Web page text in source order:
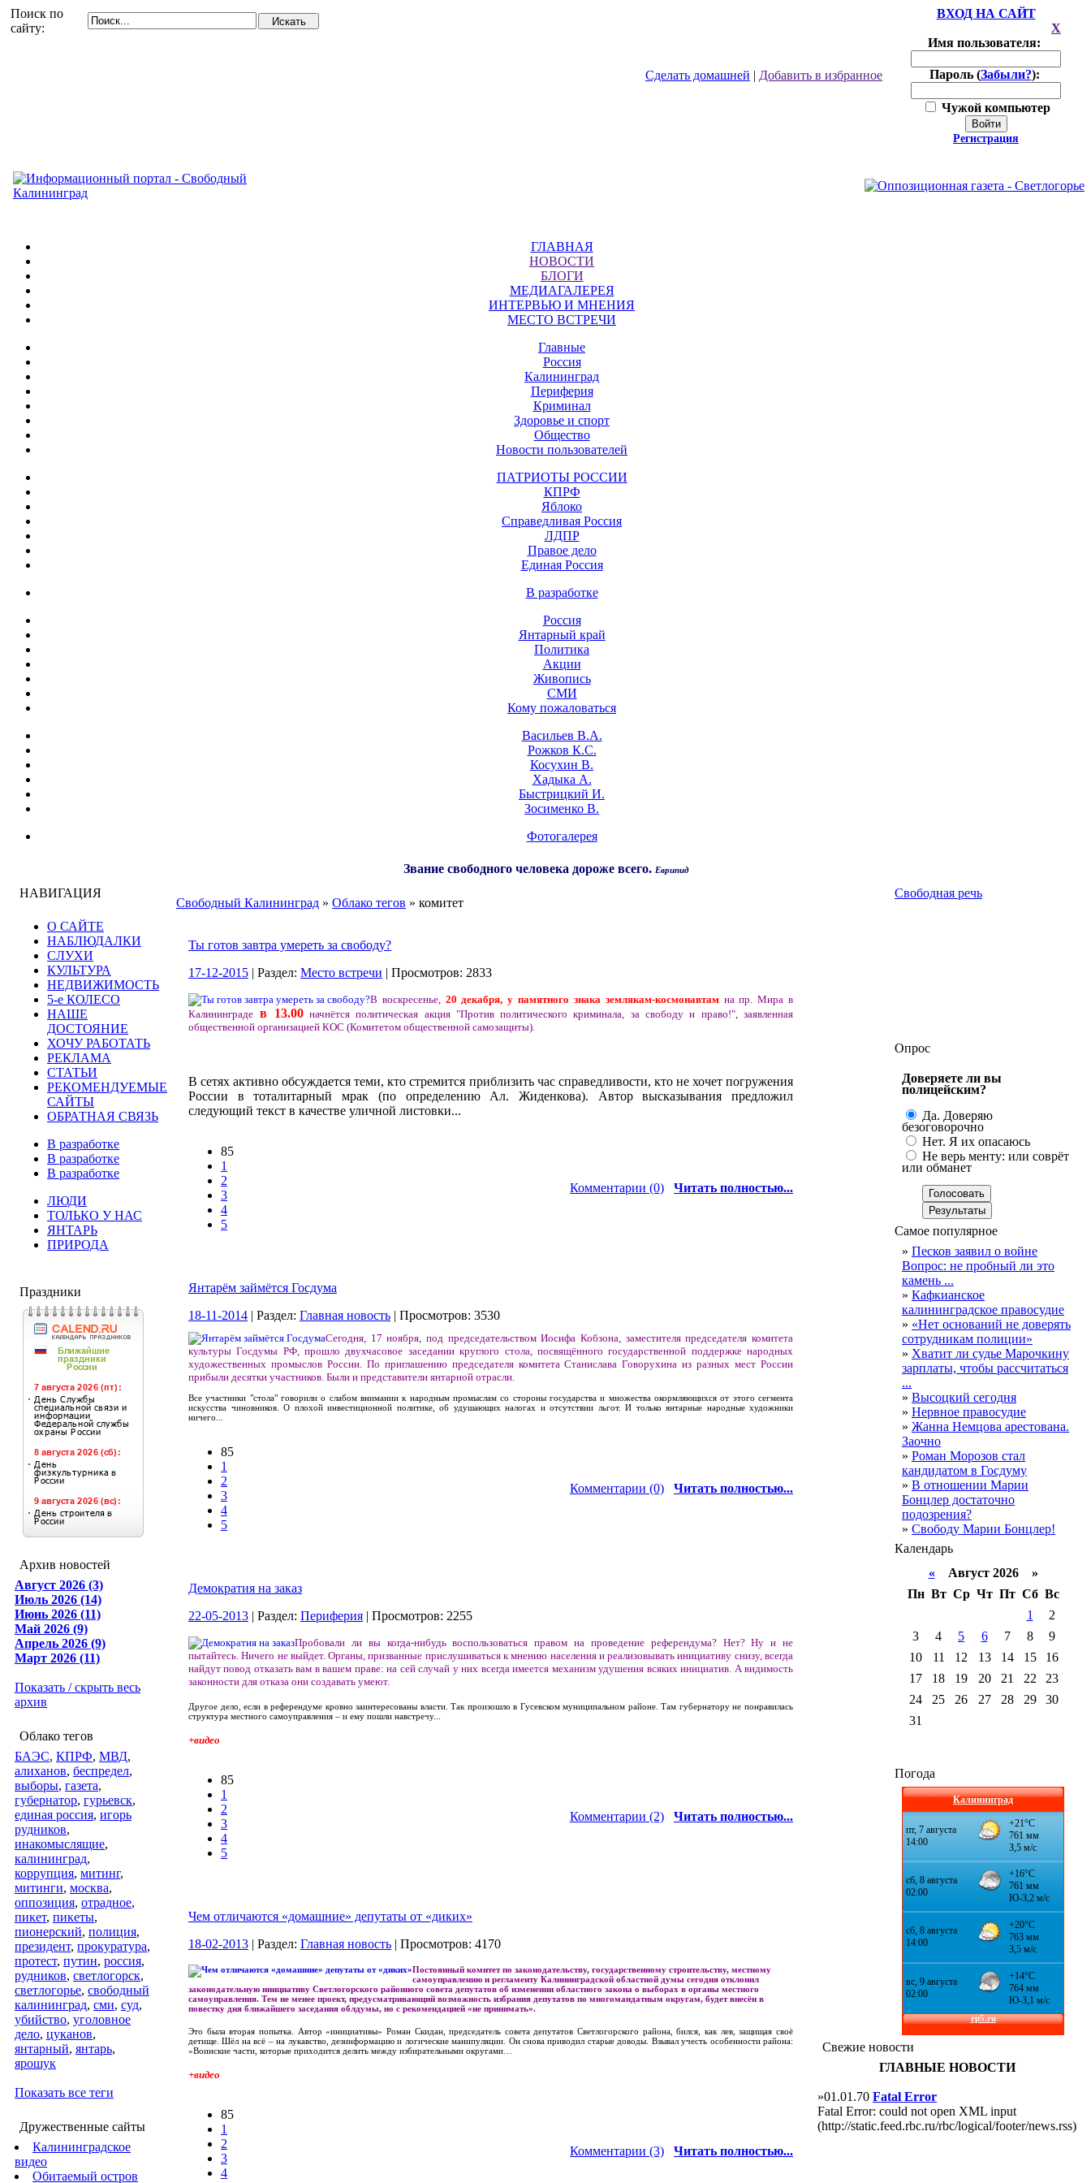
Поиск по
сайту:
Сделать домашней | Добавить в избранное
ВХОД НА САЙТ
X
Имя пользователя:
Пароль (Забыли?):
Чужой компьютер
Войти
Регистрация
ГЛАВНАЯ
НОВОСТИ
БЛОГИ
МЕДИАГАЛЕРЕЯ
ИНТЕРВЬЮ И МНЕНИЯ
МЕСТО ВСТРЕЧИ
Главные
Россия
Калининград
Периферия
Криминал
Здоровье и спорт
Общество
Новости пользователей
ПАТРИОТЫ РОССИИ
КПРФ
Яблоко
Справедливая Россия
ЛДПР
Правое дело
Единая Россия
В разработке
Россия
Янтарный край
Политика
Акции
Живопись
СМИ
Кому пожаловаться
Васильев В.А.
Рожков К.С.
Косухин В.
Хадыка А.
Быстрицкий И.
Зосименко В.
Фотогалерея
Звание свободного человека дороже всего. Еврипид
НАВИГАЦИЯ
О САЙТЕ
НАБЛЮДАЛКИ
СЛУХИ
КУЛЬТУРА
НЕДВИЖИМОСТЬ
5-е КОЛЕСО
НАШЕ
ДОСТОЯНИЕ
ХОЧУ РАБОТАТЬ
РЕКЛАМА
СТАТЬИ
РЕКОМЕНДУЕМЫЕ
САЙТЫ
ОБРАТНАЯ СВЯЗЬ
В разработке
В разработке
В разработке
ЛЮДИ
ТОЛЬКО У НАС
ЯНТАРЬ
ПРИРОДА
Праздники
Архив новостей
Август 2026 (3)
Июль 2026 (14)
Июнь 2026 (11)
Май 2026 (9)
Апрель 2026 (9)
Март 2026 (11)
Показать / скрыть весь
архив
Облако тегов
БАЭС, КПРФ, МВД,
алиханов, беспредел,
выборы, газета,
губернатор, гурьевск,
единая россия, игорь
рудников,
инакомыслящие,
калининград,
коррупция, митинг,
митинги, москва,
оппозиция, отрадное,
пикет, пикеты,
пионерский, полиция,
президент, прокуратура,
протест, путин, россия,
рудников, светлогорск,
светлогорье, свободный
калининград, сми, суд,
убийство, уголовное
дело, цуканов,
янтарный, янтарь,
ярошук
Показать все теги
Дружественные сайты
Калининградское
видео
Обитаемый остров
Свободный Калининград » Облако тегов » комитет
Ты готов завтра умереть за свободу?
17-12-2015 | Раздел: Место встречи | Просмотров: 2833
В воскресенье, 20 декабря, у памятного знака землякам-космонавтамна пр. Мира в
Калининграде в 13.00начнётся политическая акция "Против политического криминала, за свободу и право!", заявленная
общественной организацией КОС (Комитетом общественной самозащиты).
В сетях активно обсуждается теми, кто стремится приблизить час справедливости, кто не хочет погружения
России в тоталитарный мрак (по определению Ал. Жиденкова). Автор высказывания предложил
следующий текст в качестве уличной листовки...
85
1
2
3
4
5
Комментарии (0) Читать полностью...
Янтарём займётся Госдума
18-11-2014 | Раздел: Главная новость | Просмотров: 3530
Сегодня, 17 ноября, под председательством Иосифа Кобзона, заместителя председателя комитета
культуры Госдумы РФ, прошло двухчасовое заседании круглого стола, посвящённого государственной поддержке народных
художественных промыслов России. По приглашению председателя комитета Станислава Говорухина из разных мест России
прибыли десятки участников. Были и представители янтарной отрасли.
Все участники "стола" говорили о слабом внимании к народным промыслам со стороны государства и множества окормляющихся от этого сегмента
искусства чиновников. О плохой инвестиционной политике, об удушающих налогах и отсутствии льгот. И только янтарные народные художники
ничего...
85
1
2
3
4
5
Комментарии (0) Читать полностью...
Демократия на заказ
22-05-2013 | Раздел: Периферия | Просмотров: 2255
Пробовали ли вы когда-нибудь воспользоваться правом на проведение референдума? Нет? Ну и не
пытайтесь. Ничего не выйдет. Органы, призванные прислушиваться к мнению населения и реализовывать инициативу снизу, всегда
найдут повод отказать вам в вашем праве: на сей случай у них всегда имеется механизм удушения всяких инициатив. А видимость
законности для отказа они создавать умеют.
Другое дело, если в референдуме кровно заинтересованы власти. Так произошло в Гусевском муниципальном районе. Там губернатору не понравилась
структура местного самоуправления – и ему пошли навстречу...
+видео
85
1
2
3
4
5
Комментарии (2) Читать полностью...
Чем отличаются «домашние» депутаты от «диких»
18-02-2013 | Раздел: Главная новость | Просмотров: 4170
Постоянный комитет по законодательству, государственному строительству, местному
самоуправлению и регламенту Калининградской областной думы сегодня отклонил
законодательную инициативу Светлогорского районного совета депутатов об изменении областного закона о выборах в органы местного
самоуправления. Тем не менее проект, предусматривающий возможность избрания депутатов по многомандатным округам, будет внесён в
повестку дня ближайшего заседания облдумы, но с рекомендацией «не принимать».
Это была вторая попытка. Автор «инициативы» Роман Скидан, председатель совета депутатов Светлогорского района, бился, как лев, защищая своё
детище. Шёл на всё – на лукавство, дезинформацию и логические манипуляции. Он снова приводил старые доводы. Взывал учесть особенности района:
«Воинские части, которые приходится делить между избирательными округами…
+видео
85
1
2
3
4
Комментарии (3) Читать полностью...
Свободная речь
Опрос
Доверяете ли вы
полицейским?
Да. Доверяю
безоговорочно
Нет. Я их опасаюсь
Не верь менту: или соврёт
или обманет
Самое популярное
» Песков заявил о войне
Вопрос: не пробный ли это
камень ...
» Кафкианское
калининградское правосудие
» «Нет оснований не доверять
сотрудникам полиции»
» Хватит ли судье Марочкину
зарплаты, чтобы рассчитаться
...
» Высоцкий сегодня
» Нервное правосудие
» Жанна Немцова арестована.
Заочно
» Роман Морозов стал
кандидатом в Госдуму
» В отношении Марии
Бонцлер достаточно
подозрения?
» Свободу Марии Бонцлер!
Календарь
«Август 2026 »
Пн Вт Ср Чт Пт Сб Вс
1
2
3
4 5 6 7 8
9
10
11 12 13 14 15
16
17
18 19 20 21 22
23
24
25 26 27 28 29
30
31
Погода
Калининград
Свежие новости
ГЛАВНЫЕ НОВОСТИ
»01.01.70 Fatal Error
Fatal Error: could not open XML input
(http://static.feed.rbc.ru/rbc/logical/footer/news.rss)